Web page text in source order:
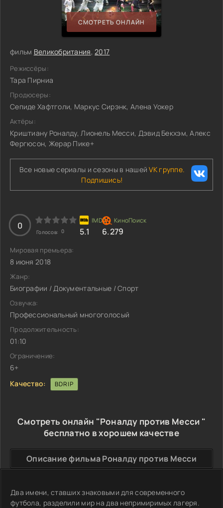
СМОТРЕТЬ ОНЛАЙН
фильм Великобритания,2017
Режиссёры:
Тара Пирниа
Продюсеры:
Сепиде Хафтголи, Маркус Сирэнк, Алена Уокер
Актёры:
Криштиану Роналду, Лионель Месси, Дэвид Бекхэм, Алекс
Фергюсон, Жерар Пике+
Все новые сериалы и сезоны в нашейVK группе.
Подпишись!
0
Голосов: 0 5.1 6.279
Мировая премьера:
8 июня 2018
Жанр:
Биографии / Документальные / Спорт
Озвучка:
Профессиональный многоголосый
Продолжительность:
01:10
Ограничение:
6+
Качество:
BDRIP
Смотреть онлайн "Роналду против Месси "
бесплатно в хорошем качестве
Описание фильма Роналду против Месси
Два имени, ставших знаковыми для современного
футбола, разделили мир на два непримиримых лагеря.